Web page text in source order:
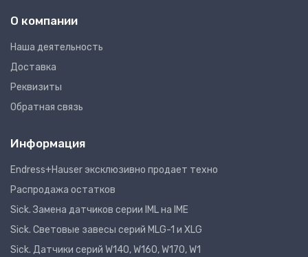
О компании
Наша деятельность
Доставка
Реквизиты
Обратная связь
Информация
Endress+Hauser эксклюзивно продает техно
Распродажа остатков
Sick. Замена датчиков серии IML на IME
Sick. Световые завесы серий MLG-1 и XLG
Sick. Датчики серий W140, W160, W170, W1